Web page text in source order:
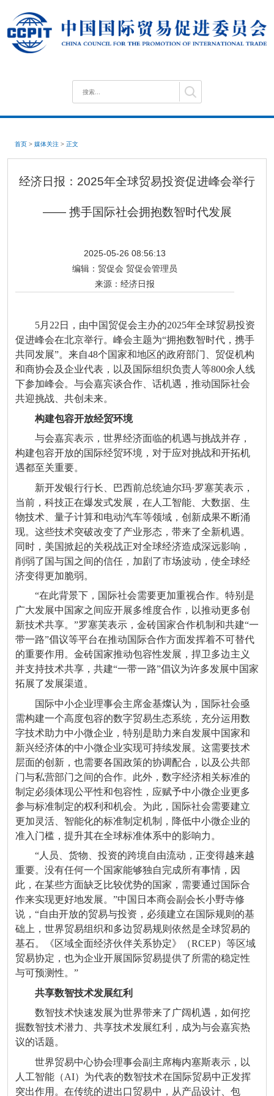
首页 > 媒体关注 > 正文
经济日报：2025年全球贸易投资促进峰会举行
—— 携手国际社会拥抱数智时代发展
2025-05-26 08:56:13
编辑： 贸促会 贸促会管理员
来源： 经济日报
5月22日，由中国贸促会主办的2025年全球贸易投资
促进峰会在北京举行。峰会主题为“拥抱数智时代，携手
共同发展”。来自48个国家和地区的政府部门、贸促机构
和商协会及企业代表，以及国际组织负责人等800余人线
下参加峰会。与会嘉宾谈合作、话机遇，推动国际社会
共迎挑战、共创未来。
构建包容开放经贸环境
与会嘉宾表示，世界经济面临的机遇与挑战并存，
构建包容开放的国际经贸环境，对于应对挑战和开拓机
遇都至关重要。
新开发银行行长、巴西前总统迪尔玛·罗塞芙表示，
当前，科技正在爆发式发展，在人工智能、大数据、生
物技术、量子计算和电动汽车等领域，创新成果不断涌
现。这些技术突破改变了产业形态，带来了全新机遇。
同时，美国掀起的关税战正对全球经济造成深远影响，
削弱了国与国之间的信任，加剧了市场波动，使全球经
济变得更加脆弱。
“在此背景下，国际社会需要更加重视合作。特别是
广大发展中国家之间应开展多维度合作，以推动更多创
新技术共享。”罗塞芙表示，金砖国家合作机制和共建“一
带一路”倡议等平台在推动国际合作方面发挥着不可替代
的重要作用。金砖国家推动包容性发展，捍卫多边主义
并支持技术共享，共建“一带一路”倡议为许多发展中国家
拓展了发展渠道。
国际中小企业理事会主席金基燦认为，国际社会亟
需构建一个高度包容的数字贸易生态系统，充分运用数
字技术助力中小微企业，特别是助力来自发展中国家和
新兴经济体的中小微企业实现可持续发展。这需要技术
层面的创新，也需要各国政策的协调配合，以及公共部
门与私营部门之间的合作。此外，数字经济相关标准的
制定必须体现公平性和包容性，应赋予中小微企业更多
参与标准制定的权利和机会。为此，国际社会需要建立
更加灵活、智能化的标准制定机制，降低中小微企业的
准入门槛，提升其在全球标准体系中的影响力。
“人员、货物、投资的跨境自由流动，正变得越来越
重要。没有任何一个国家能够独自完成所有事情，因
此，在某些方面缺乏比较优势的国家，需要通过国际合
作来实现更好地发展。”中国日本商会副会长小野寺修
说，“自由开放的贸易与投资，必须建立在国际规则的基
础上，世界贸易组织和多边贸易规则依然是全球贸易的
基石。《区域全面经济伙伴关系协定》（RCEP）等区域
贸易协定，也为企业开展国际贸易提供了所需的稳定性
与可预测性。”
共享数智技术发展红利
数智技术快速发展为世界带来了广阔机遇，如何挖
掘数智技术潜力、共享技术发展红利，成为与会嘉宾热
议的话题。
世界贸易中心协会理事会副主席梅内塞斯表示，以
人工智能（AI）为代表的数智技术在国际贸易中正发挥
突出作用。在传统的进出口贸易中，从产品设计、包